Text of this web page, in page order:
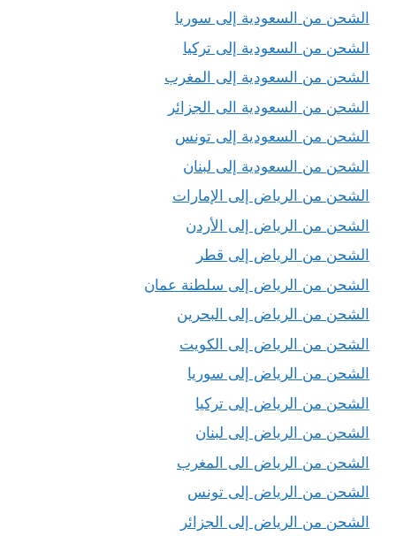
الشحن من السعودية إلى سوريا
الشحن من السعودية إلى تركيا
الشحن من السعودية إلى المغرب
الشحن من السعودية الى الجزائر
الشحن من السعودية إلى تونس
الشحن من السعودية إلى لبنان
الشحن من الرياض إلى الإمارات
الشحن من الرياض إلى الأردن
الشحن من الرياض إلى قطر
الشحن من الرياض إلى سلطنة عمان
الشحن من الرياض إلى البحرين
الشحن من الرياض إلى الكويت
الشحن من الرياض إلى سوريا
الشحن من الرياض إلى تركيا
الشحن من الرياض إلى لبنان
الشحن من الرياض الى المغرب
الشحن من الرياض إلى تونس
الشحن من الرياض إلى الجزائر